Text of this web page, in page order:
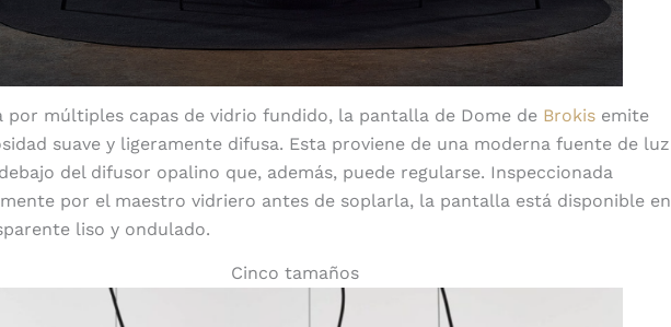
por múltiples capas de vidrio fundido, la pantalla de Dome de Brokis emite
suave y ligeramente difusa. Esta proviene de una moderna fuente de luz
del difusor opalino que, además, puede regularse. Inspeccionada
por el maestro vidriero antes de soplarla, la pantalla está disponible en
liso y ondulado.
Cinco tamaños